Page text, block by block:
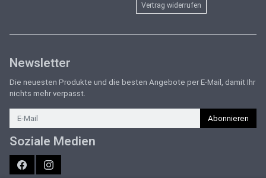
Vertrag widerrufen
Newsletter
Die neuesten Produkte und die besten Angebote per E-Mail, damit Ihr
nichts mehr verpasst.
Newsletter
Abonnieren
Soziale Medien
FacebookInstagram